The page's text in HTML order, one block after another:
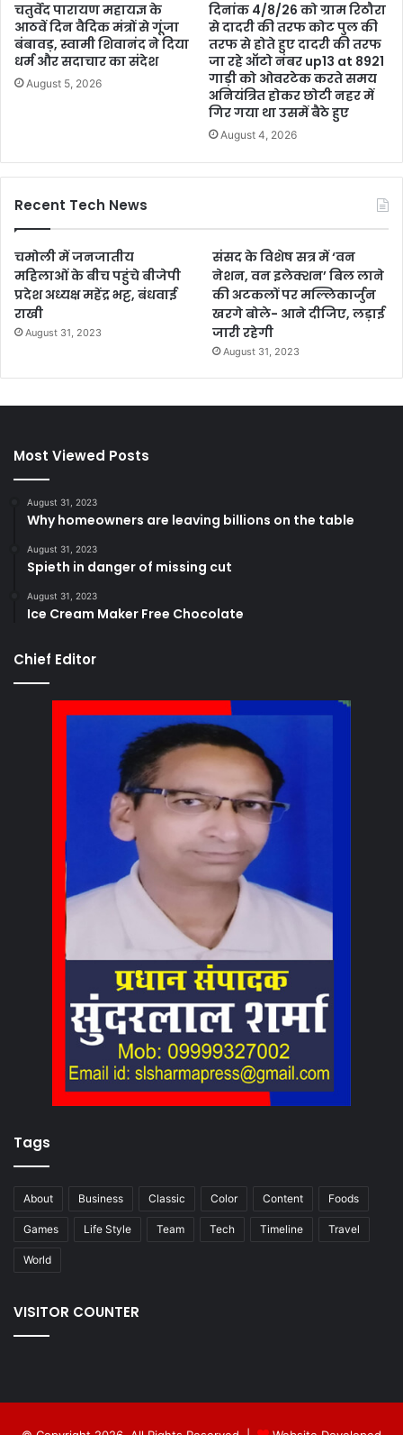
चतुर्वेद पारायण महायज्ञ के
आठवें दिन वैदिक मंत्रों से गूंजा
बंबावड़, स्वामी शिवानंद ने दिया
धर्म और सदाचार का संदेश
August 5, 2026
दिनांक 4/8/26 को ग्राम रिठौरा
से दादरी की तरफ कोट पुल की
तरफ से होते हुए दादरी की तरफ
जा रहे ऑटो नंबर up13 at 8921
गाड़ी को ओवरटेक करते समय
अनियंत्रित होकर छोटी नहर में
गिर गया था उसमें बैठे हुए
August 4, 2026
Recent Tech News
चमोली में जनजातीय
महिलाओं के बीच पहुंचे बीजेपी
प्रदेश अध्यक्ष महेंद्र भट्ट, बंधवाई
राखी
August 31, 2023
संसद के विशेष सत्र में ‘वन
नेशन, वन इलेक्शन’ बिल लाने
की अटकलों पर मल्लिकार्जुन
खरगे बोले- आने दीजिए, लड़ाई
जारी रहेगी
August 31, 2023
Most Viewed Posts
August 31, 2023
Why homeowners are leaving billions on the table
August 31, 2023
Spieth in danger of missing cut
August 31, 2023
Ice Cream Maker Free Chocolate
Chief Editor
Tags
About Business Classic Color Content Foods
Games Life Style Team Tech Timeline Travel
World
VISITOR COUNTER